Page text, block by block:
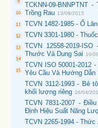
TCKNN-09-BNNPTNT
Trồng Rau 13/09/2015
TCVN 1482-1985 - Ổ
TCVN 3301-1980 -
TCVN 12558-2019-
Thước Và Dung Sai
10/
TCVN ISO 50001-2012
Yêu Cầu Và Hướng Dẫn
TCVN 3112-1993 - Bê
khối lượng riêng 26/04/
TCVN 7831-2007 -
Định Hiệu Suất Năng
TCVN 2265-1994 -